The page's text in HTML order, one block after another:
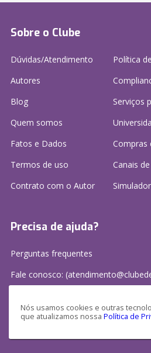
Nós usamos cookies e outras
que atualizamos nossa Política de
Sobre o Clube
Dúvidas/Atendimento
Autores
Blog
Quem somos
Fatos e Dados
Termos de uso
Contrato com o Autor
Política
Serviços
Compras
Canais
Precisa de ajuda?
Perguntas frequentes
Fale conosco:
Clube de Autores Publicações S/A - CNPJ: